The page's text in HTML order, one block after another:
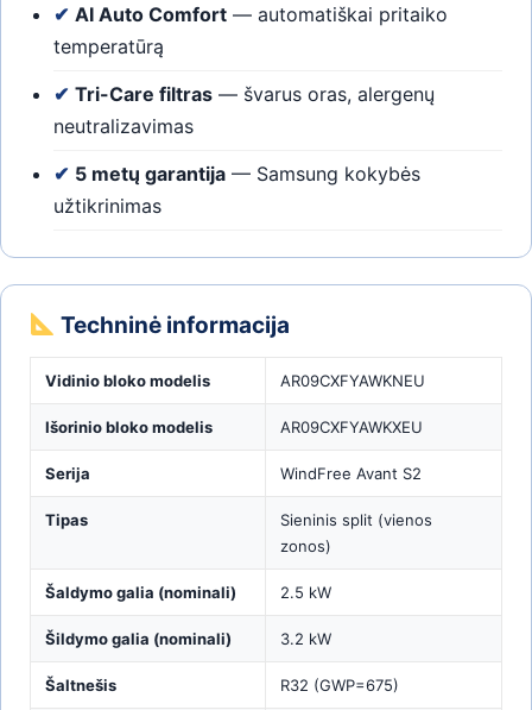
✔ AI Auto Comfort — automatiškai pritaiko
temperatūrą
✔ Tri-Care filtras — švarus oras, alergenų
neutralizavimas
✔ 5 metų garantija — Samsung kokybės
užtikrinimas
Techninė informacija
Vidinio bloko modelis AR09CXFYAWKNEU
Išorinio bloko modelis AR09CXFYAWKXEU
Serija WindFree Avant S2
Tipas
Sieninis split (vienos
zonos)
Šaldymo galia (nominali) 2.5 kW
Šildymo galia (nominali) 3.2 kW
Šaltnešis R32 (GWP=675)